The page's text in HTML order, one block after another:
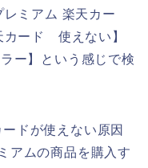
ミアム 楽天カー
ード 使えない】
ー】という感じで検
ドが使えない原因
アムの商品を購入す